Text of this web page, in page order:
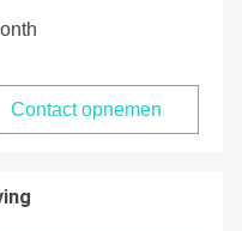
Contact opnemen